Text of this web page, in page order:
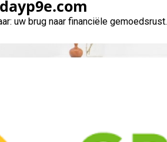
uw brug naar financiële gemoedsrust.